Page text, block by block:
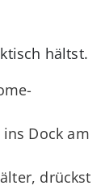
hältst.
Dock am
drückst